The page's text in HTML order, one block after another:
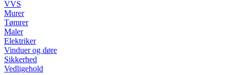
VVS
Murer
Tømrer
Maler
Elektriker
Vinduer og døre
Sikkerhed
Vedligehold